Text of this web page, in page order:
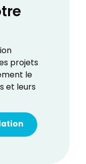
projets
le
et leurs